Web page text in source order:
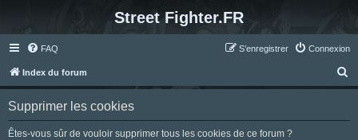
Street Fighter.FR
FAQ Connexion
S’enregistrer
Index du forum
e
Supprimer les cookies
Êtes-vous sûr de vouloir supprimer tous les cookies de ce forum ?